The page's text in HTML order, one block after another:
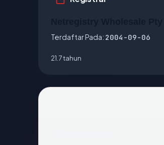
Terdaftar Pada: 2004-09-06
21.7 tahun